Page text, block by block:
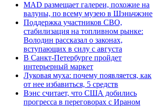
MAD размещает галереи, похожие на
валуны, по всему музею в Шэньчжэне
Поддержка участников СВО,
стабилизация на топливном рынке:
Володин рассказал о законах,
вступающих в силу с августа
В Санкт-Петербурге пройдет
интерьерный маркет
Луковая муха: почему появляется, как
от нее избавиться, 5 средств
Вэнс считает, что США добились
прогресса в переговорах с Ираном